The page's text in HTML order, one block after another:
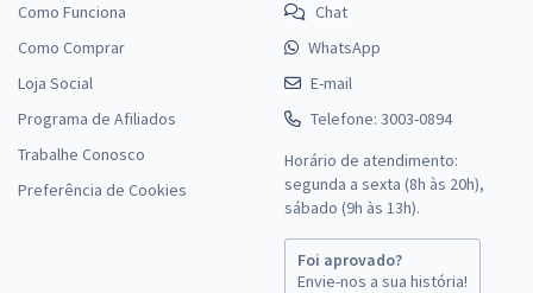
Como Funciona
Como Comprar
Loja Social
Programa de Afiliados
Trabalhe Conosco
Preferência de Cookies
Chat
WhatsApp
E-mail
Telefone: 3003-0894
Horário de atendimento:
segunda a sexta (8h às 20h),
sábado (9h às 13h).
Foi aprovado?
Envie-nos a sua história!